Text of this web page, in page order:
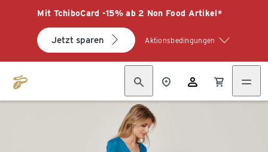
Mit TchiboCard -15% ab 2 Non Food Artikel*
Jetzt sparen Aktionsbedingungen